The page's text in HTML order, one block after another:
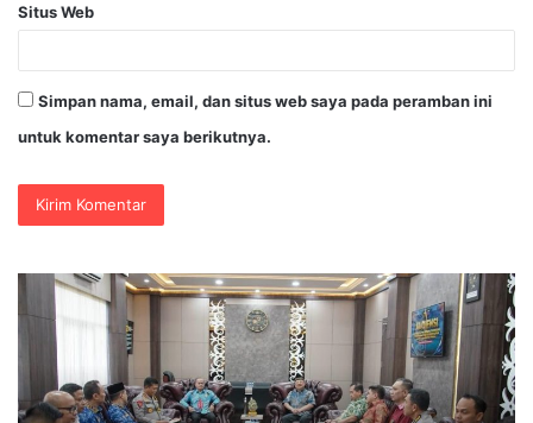
Situs Web
Simpan nama, email, dan situs web saya pada peramban ini
untuk komentar saya berikutnya.
Polda
Jatim
Gelar
Nobar
Final
Piala